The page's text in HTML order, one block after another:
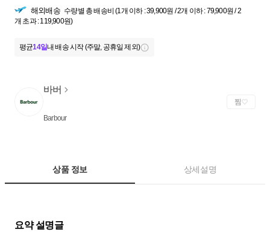
해외배송 수량별 총 배송비 (1개 이하 : 39,900원 / 2개 이하 : 79,900원 / 2
개 초과 : 119,900원)
평균14일내 배송 시작 (주말, 공휴일 제외)
바버
Barbour
찜
상품 정보 상세설명
요약 설명글